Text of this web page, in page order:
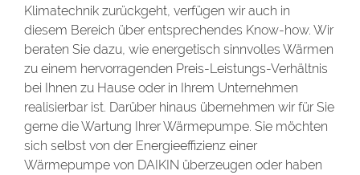
Klimatechnik zurückgeht, verfügen wir auch in
diesem Bereich über entsprechendes Know-how. Wir
beraten Sie dazu, wie energetisch sinnvolles Wärmen
zu einem hervorragenden Preis-Leistungs-Verhältnis
bei Ihnen zu Hause oder in Ihrem Unternehmen
realisierbar ist. Darüber hinaus übernehmen wir für Sie
gerne die Wartung Ihrer Wärmepumpe. Sie möchten
sich selbst von der Energieeffizienz einer
Wärmepumpe von DAIKIN überzeugen oder haben